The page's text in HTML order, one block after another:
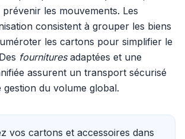
les mouvements. Les
consistent à grouper les biens
les cartons pour simplifier le
fournituresadaptées et une
assurent un transport sécurisé
gestion du volume global.
vos cartons et accessoires dans